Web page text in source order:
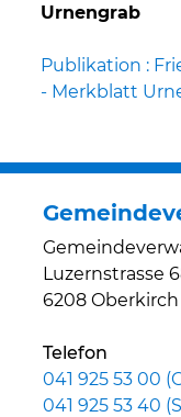
Urnengrab
Publikation :
- Merkblatt
Luzernstrasse
6208 Oberkirch
Telefon
041 925 53 00
041 925 53 40